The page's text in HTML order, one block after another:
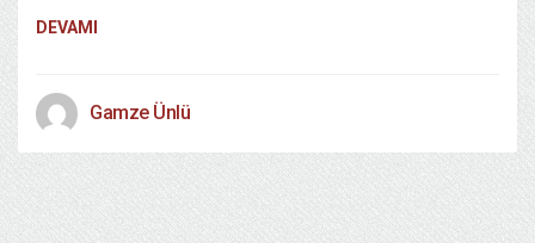
DEVAMI
Gamze Ünlü